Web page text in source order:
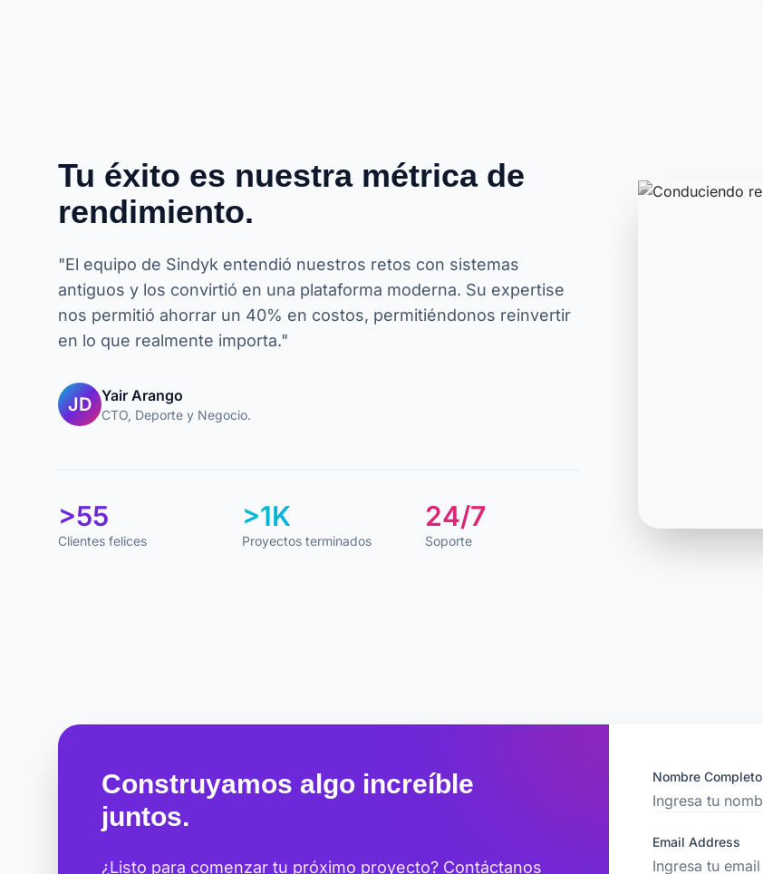
Tu éxito es nuestra métrica de
rendimiento.
"El equipo de Sindyk entendió nuestros retos con sistemas
antiguos y los convirtió en una plataforma moderna. Su expertise
nos permitió ahorrar un 40% en costos, permitiéndonos reinvertir
en lo que realmente importa."
JD Yair Arango
CTO, Deporte y Negocio.
>55
Clientes felices
>1K
Proyectos terminados
24/7
Soporte
Construyamos algo increíble
juntos.
¿Listo para comenzar tu próximo proyecto? Contáctanos
Nombre Completo
Email Address